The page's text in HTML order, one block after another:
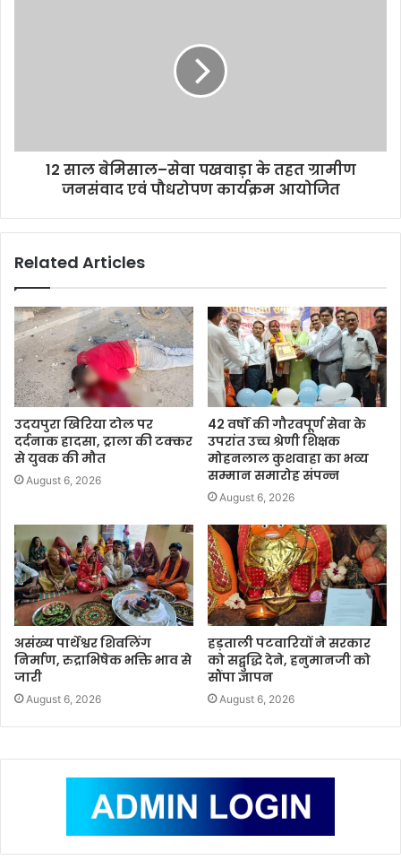
12 साल बेमिसाल–सेवा पखवाड़ा के तहत ग्रामीण
जनसंवाद एवं पौधरोपण कार्यक्रम आयोजित
Related Articles
उदयपुरा खिरिया टोल पर
दर्दनाक हादसा, ट्राला की टक्कर
से युवक की मौत
August 6, 2026
42 वर्षों की गौरवपूर्ण सेवा के
उपरांत उच्च श्रेणी शिक्षक
मोहनलाल कुशवाहा का भव्य
सम्मान समारोह संपन्न
August 6, 2026
असंख्य पार्थेश्वर शिवलिंग
निर्माण, रुद्राभिषेक भक्ति भाव से
जारी
August 6, 2026
हड़ताली पटवारियों ने सरकार
को सद्बुद्धि देने, हनुमानजी को
सौंपा ज्ञापन
August 6, 2026